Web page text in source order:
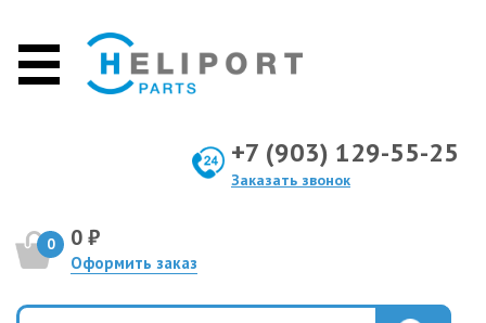
+7 (903) 129-55-25
Заказать звонок
0 0 ₽
Оформить заказ